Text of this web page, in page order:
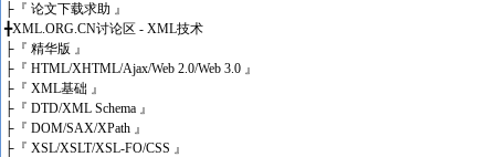
├ 『 论文下载求助 』
╋XML.ORG.CN讨论区 - XML技术
├ 『 精华版 』
├ 『 HTML/XHTML/Ajax/Web 2.0/Web 3.0 』
├ 『 XML基础 』
├ 『 DTD/XML Schema 』
├ 『 DOM/SAX/XPath 』
├ 『 XSL/XSLT/XSL-FO/CSS 』